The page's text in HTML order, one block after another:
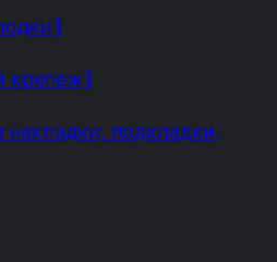
крепеж⟧
подкладки,